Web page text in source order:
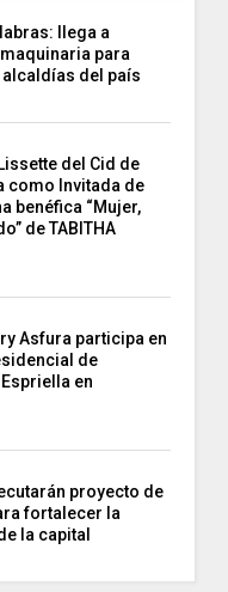
llega a
para
del país
del Cid de
como Invitada de
benéfica “Mujer,
de TABITHA
Asfura participa en
de
en
proyecto de
fortalecer la
la capital